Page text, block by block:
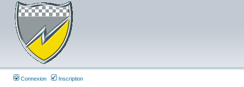
Connexion Inscription